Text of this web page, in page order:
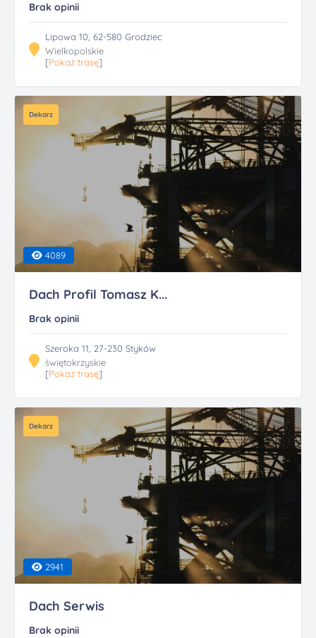
Brak opinii
Lipowa 10, 62-580 Grodziec
Wielkopolskie
[Pokaż trasę]
Dekarz
4089
Dach Profil Tomasz K...
Brak opinii
Szeroka 11, 27-230 Styków
świętokrzyskie
[Pokaż trasę]
Dekarz
2941
Dach Serwis
Brak opinii